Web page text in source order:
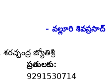
- వల్లూరి శివప్రసాద్‌
జ్యోతిశ్రీ
ప్రతులకు:
9291530714